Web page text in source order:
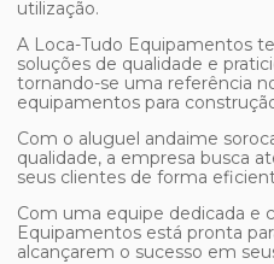
utilização.
A Loca-Tudo Equipamentos
soluções de qualidade e
tornando-se uma referência
equipamentos para
Com o aluguel andaime
qualidade, a empresa busca
seus clientes de forma
Com uma equipe dedicada e
Equipamentos está pronta
alcançarem o sucesso em